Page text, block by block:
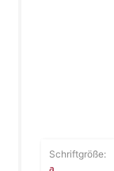
Schriftgröße:
a